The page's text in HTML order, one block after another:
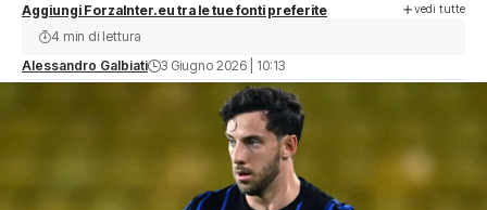
Aggiungi ForzaInter.eu tra le tue fonti preferite vedi tutte
Alessandro Galbiati 3 Giugno 2026 | 10:13
4 min di lettura